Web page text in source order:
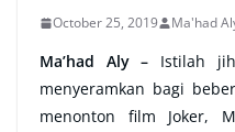
October 25, 2019 Ma'had
Ma’had Aly – Istilah
menyeramkan bagi
menonton film Joker,